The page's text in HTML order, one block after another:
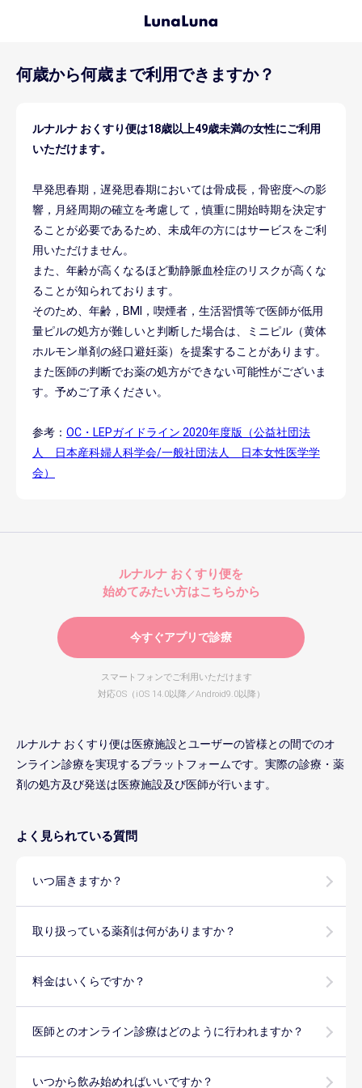
何歳から何歳まで利用できますか？
ルナルナ おくすり便は18歳以上49歳未満の女性にご利用
いただけます。
早発思春期，遅発思春期においては骨成長，骨密度への影
響，月経周期の確立を考慮して，慎重に開始時期を決定す
ることが必要であるため、未成年の方にはサービスをご利
用いただけません。
また、年齢が高くなるほど動静脈血栓症のリスクが高くな
ることが知られております。
そのため、年齢，BMI，喫煙者，生活習慣等で医師が低用
量ピルの処方が難しいと判断した場合は、ミニピル（黄体
ホルモン単剤の経口避妊薬）を提案することがあります。
また医師の判断でお薬の処方ができない可能性がございま
す。予めご了承ください。
参考： OC・LEPガイドライン 2020年度版（公益社団法
人 日本産科婦人科学会/一般社団法人 日本女性医学学
会）
ルナルナ おくすり便を
始めてみたい方はこちらから
今すぐアプリで診療
スマートフォンでご利用いただけます
対応OS（iOS 14.0以降／Android9.0以降）
ルナルナ おくすり便は医療施設とユーザーの皆様との間でのオ
ンライン診療を実現するプラットフォームです。実際の診療・薬
剤の処方及び発送は医療施設及び医師が行います。
よく見られている質問
いつ届きますか？
取り扱っている薬剤は何がありますか？
料金はいくらですか？
医師とのオンライン診療はどのように行われますか？
いつから飲み始めればいいですか？